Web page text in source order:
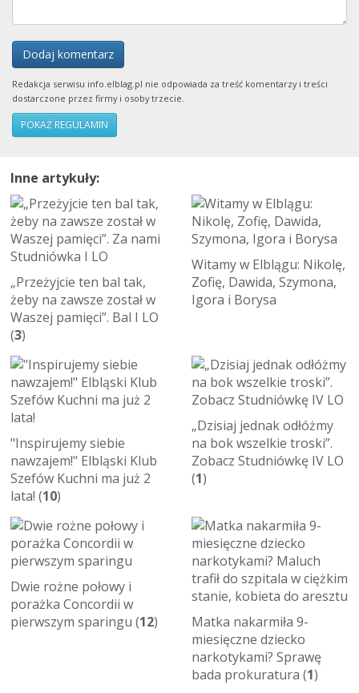
Dodaj komentarz
Redakcja serwisu info.elblag.pl nie odpowiada za treść komentarzy i treści
dostarczone przez firmy i osoby trzecie.
POKAŻ REGULAMIN
Inne artykuły:
„Przeżyjcie ten bal tak,
żeby na zawsze został w
Waszej pamięci”. Bal I LO
(3)
Witamy w Elblągu: Nikolę,
Zofię, Dawida, Szymona,
Igora i Borysa
"Inspirujemy siebie
nawzajem!" Elbląski Klub
Szefów Kuchni ma już 2
lata! (10)
„Dzisiaj jednak odłóżmy
na bok wszelkie troski”.
Zobacz Studniówkę IV LO
(1)
Dwie rożne połowy i
porażka Concordii w
pierwszym sparingu (12)
Matka nakarmiła 9-
miesięczne dziecko
narkotykami? Sprawę
bada prokuratura (1)